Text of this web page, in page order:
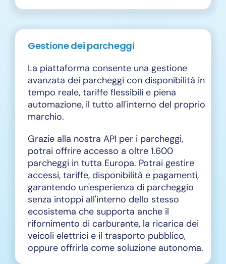
Gestione dei parcheggi
La piattaforma consente una gestione
avanzata dei parcheggi con disponibilità in
tempo reale, tariffe flessibili e piena
automazione, il tutto all'interno del proprio
marchio.
Grazie alla nostra API per i parcheggi,
potrai offrire accesso a oltre 1.600
parcheggi in tutta Europa. Potrai gestire
accessi, tariffe, disponibilità e pagamenti,
garantendo un'esperienza di parcheggio
senza intoppi all'interno dello stesso
ecosistema che supporta anche il
rifornimento di carburante, la ricarica dei
veicoli elettrici e il trasporto pubblico,
oppure offrirla come soluzione autonoma.